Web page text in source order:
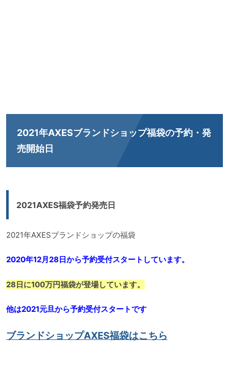
2021年AXESブランドショップ福袋の予約・発
売開始日
2021AXES福袋予約発売日
2021年AXESブランドショップの福袋
2020年12月28日から予約受付スタートしています。
28日に100万円福袋が登場しています。
他は2021元旦から予約受付スタートです
ブランドショップAXES福袋はこちら